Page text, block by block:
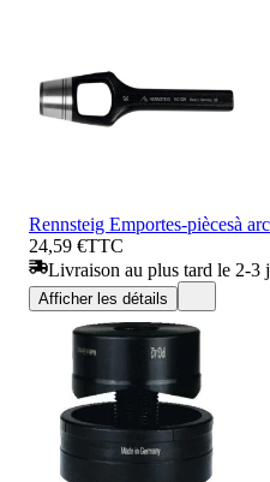
Rennsteig Emportes-piècesà
24,59 €TTC
Livraison au plus tard le 2-3
Afficher les détails